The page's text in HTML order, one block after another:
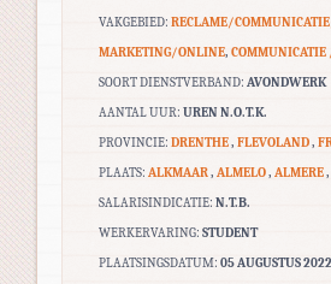
VAKGEBIED: RECLAME/
MARKETING/ONLINE,
SOORT DIENSTVERBAND: AVONDWERK
AANTAL UUR: UREN N.O.T.K.
PROVINCIE: DRENTHE, FLEVOLAND,
PLAATS: ALKMAAR, ALMELO, ALMERE,
SALARISINDICATIE: N.T.B.
WERKERVARING: STUDENT
PLAATSINGSDATUM: 05 AUGUSTUS 2022